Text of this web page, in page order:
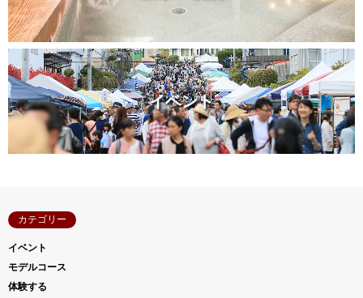
イベント
カテゴリー
イベント
モデルコース
体験する